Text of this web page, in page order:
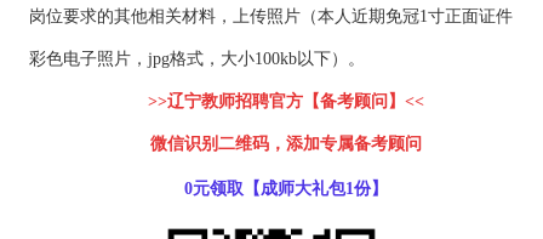
岗位要求的其他相关材料，上传照片（本人近期免冠1寸正面证件
彩色电子照片，jpg格式，大小100kb以下）。
>>辽宁教师招聘官方【备考顾问】<<
微信识别二维码，添加专属备考顾问
0元领取【成师大礼包1份】